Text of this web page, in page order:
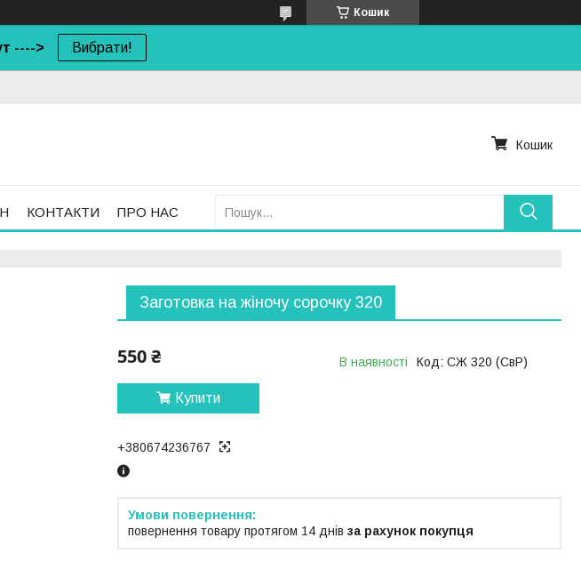
Кошик
----> Вибрати!
Кошик
КОНТАКТИ ПРО НАС
Заготовка на жіночу сорочку 320
550 ₴ В наявності Код: СЖ 320 (СвР)
Купити
+380674236767
повернення товару протягом 14 днів за рахунок покупця